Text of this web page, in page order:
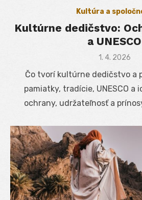
Kultúra a
Kultúrne dedičstvo:
a UNESCO
Posted
1. 4. 2026
Čo tvorí kultúrne dedičstvo a
pamiatky, tradície, UNESCO a
ochrany, udržateľnosť a